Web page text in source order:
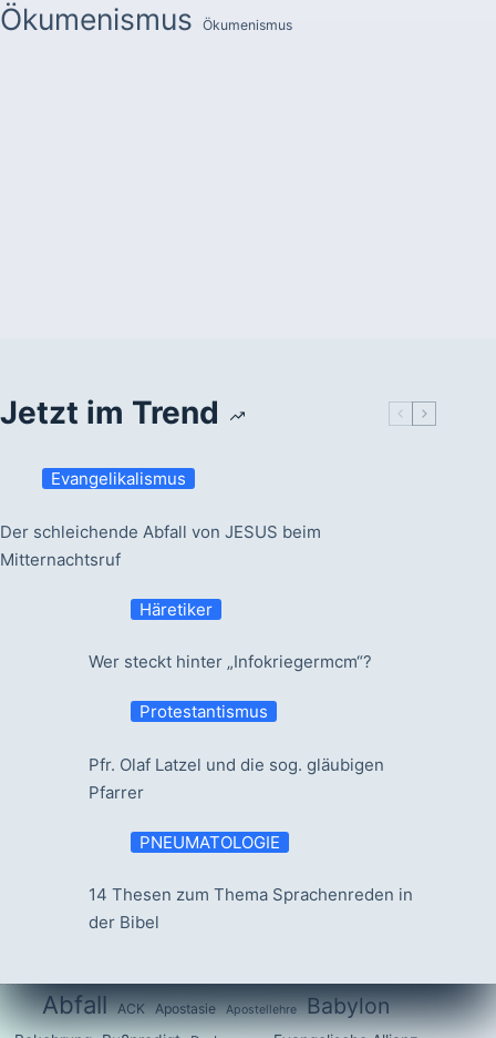
Ökumenismus Ökumenismus
Jetzt im Trend
Evangelikalismus
Der schleichende Abfall von JESUS beim
Mitternachtsruf
Häretiker
Wer steckt hinter „Infokriegermcm“?
Protestantismus
Pfr. Olaf Latzel und die sog. gläubigen
Pfarrer
PNEUMATOLOGIE
14 Thesen zum Thema Sprachenreden in
der Bibel
Abfall ACK Apostasie Apostellehre Babylon